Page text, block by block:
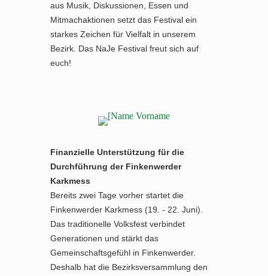
aus Musik, Diskussionen, Essen und
Mitmachaktionen setzt das Festival ein
starkes Zeichen für Vielfalt in unserem
Bezirk. Das NaJe Festival freut sich auf
euch!
Finanzielle Unterstützung für die
Durchführung der Finkenwerder
Karkmess
Bereits zwei Tage vorher startet die
Finkenwerder Karkmess (19. - 22. Juni).
Das traditionelle Volksfest verbindet
Generationen und stärkt das
Gemeinschaftsgefühl in Finkenwerder.
Deshalb hat die Bezirksversammlung den